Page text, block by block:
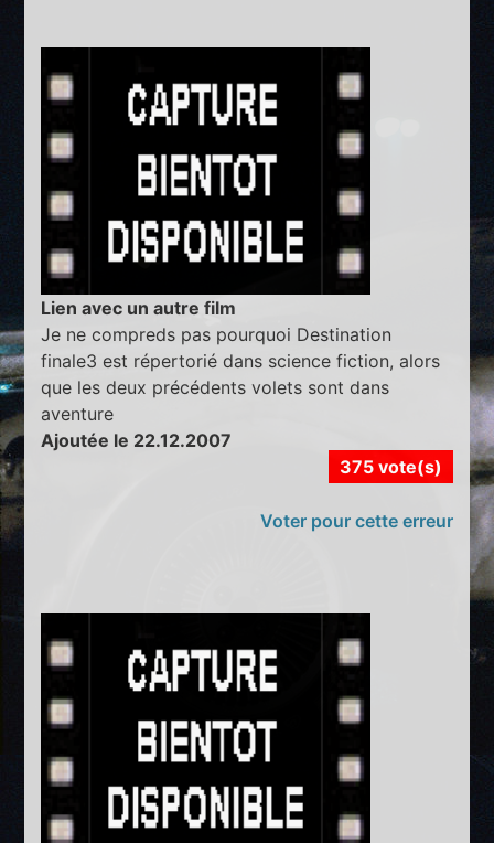
Lien avec un autre film
Je ne compreds pas pourquoi Destination
finale3 est répertorié dans science fiction, alors
que les deux précédents volets sont dans
aventure
Ajoutée le 22.12.2007
375 vote(s)
Voter pour cette erreur